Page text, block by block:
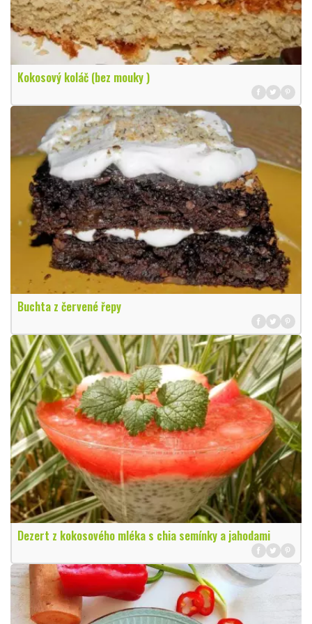
Kokosový koláč (bez mouky )
Buchta z červené řepy
Dezert z kokosového mléka s chia semínky a jahodami